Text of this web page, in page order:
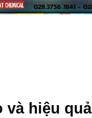
và hiệu quả